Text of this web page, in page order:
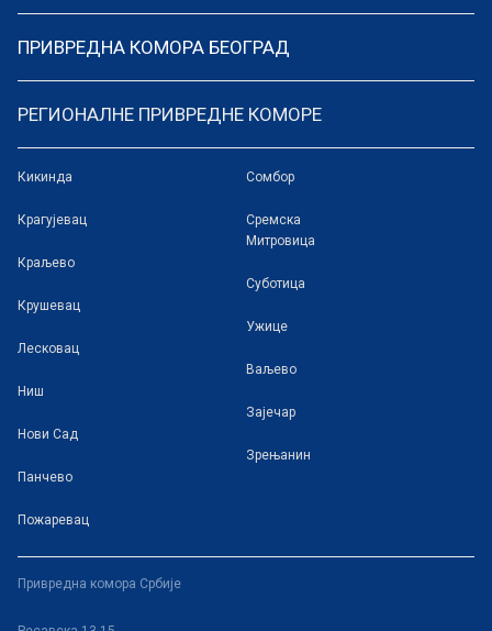
ПРИВРЕДНА КОМОРА БЕОГРАД
РЕГИОНАЛНЕ ПРИВРЕДНЕ КОМОРЕ
Кикинда
Крагујевац
Краљево
Крушевац
Лесковац
Ниш
Нови Сад
Панчево
Пожаревац
Сомбор
Сремска
Митровица
Суботица
Ужице
Ваљево
Зајечар
Зрењанин
Привредна комора Србије